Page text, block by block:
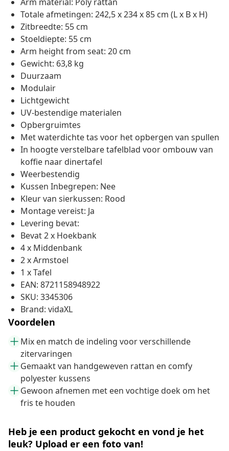
Totale afmetingen: 242,5 x 234 x 85 cm (L x B x H)
Zitbreedte: 55 cm
Stoeldiepte: 55 cm
Arm height from seat: 20 cm
Gewicht: 63,8 kg
Duurzaam
Modulair
Lichtgewicht
UV-bestendige materialen
Opbergruimtes
Met waterdichte tas voor het opbergen van spullen
In hoogte verstelbare tafelblad voor ombouw van
koffie naar dinertafel
Weerbestendig
Kussen Inbegrepen: Nee
Kleur van sierkussen: Rood
Montage vereist: Ja
Levering bevat:
Bevat 2 x Hoekbank
4 x Middenbank
2 x Armstoel
1 x Tafel
EAN: 8721158948922
SKU: 3345306
Brand: vidaXL
Voordelen
Mix en match de indeling voor verschillende
zitervaringen
Gemaakt van handgeweven rattan en comfy
polyester kussens
Gewoon afnemen met een vochtige doek om het
fris te houden
Heb je een product gekocht en vond je het
leuk? Upload er een foto van!